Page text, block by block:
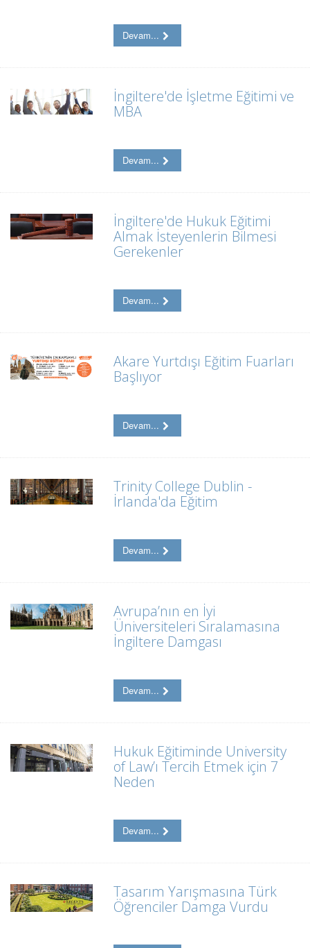
Devam...
İngiltere'de İşletme Eğitimi ve
MBA
Devam...
İngiltere'de Hukuk Eğitimi
Almak İsteyenlerin Bilmesi
Gerekenler
Devam...
Akare Yurtdışı Eğitim Fuarları
Başlıyor
Devam...
Trinity College Dublin -
İrlanda'da Eğitim
Devam...
Avrupa’nın en İyi
Üniversiteleri Sıralamasına
İngiltere Damgası
Devam...
Hukuk Eğitiminde University
of Law’ı Tercih Etmek için 7
Neden
Devam...
Tasarım Yarışmasına Türk
Öğrenciler Damga Vurdu